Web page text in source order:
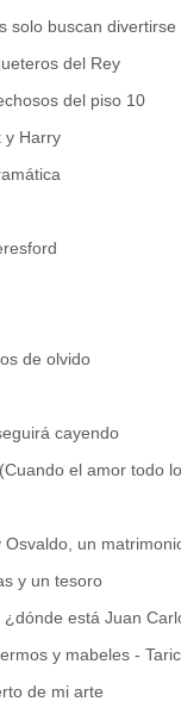
solo buscan divertirse
del Rey
del piso 10
y Harry
de olvido
cayendo
el amor todo
Osvaldo, un
y un tesoro
¿dónde está Juan
y mabeles -
de mi arte